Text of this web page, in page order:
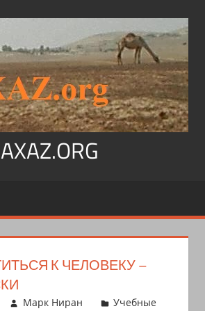
AXAZ.ORG
К ЧЕЛОВЕКУ –
Марк Ниран
Учебные